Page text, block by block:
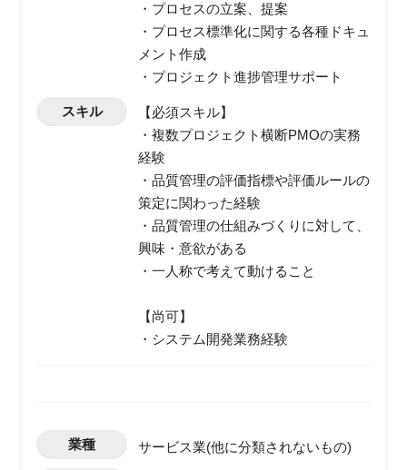
・プロセスの立案、提案
・プロセス標準化に関する各種ドキュ
メント作成
・プロジェクト進捗管理サポート
スキル
【必須スキル】
・複数プロジェクト横断PMOの実務
経験
・品質管理の評価指標や評価ルールの
策定に関わった経験
・品質管理の仕組みづくりに対して、
興味・意欲がある
・一人称で考えて動けること
【尚可】
・システム開発業務経験
業種 サービス業(他に分類されないもの)